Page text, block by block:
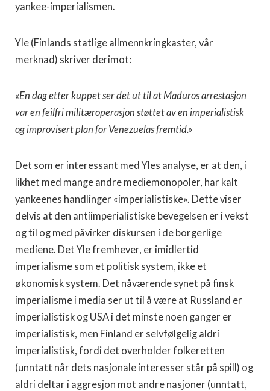
yankee-imperialismen.
Yle (Finlands statlige allmennkringkaster, vår
merknad) skriver derimot:
«En dag etter kuppet ser det ut til at Maduros arrestasjon
var en feilfri militæroperasjon støttet av en imperialistisk
og improvisert plan for Venezuelas fremtid.»
Det som er interessant med Yles analyse, er at den, i
likhet med mange andre mediemonopoler, har kalt
yankeenes handlinger «imperialistiske». Dette viser
delvis at den antiimperialistiske bevegelsen er i vekst
og til og med påvirker diskursen i de borgerlige
mediene. Det Yle fremhever, er imidlertid
imperialisme som et politisk system, ikke et
økonomisk system. Det nåværende synet på finsk
imperialisme i media ser ut til å være at Russland er
imperialistisk og USA i det minste noen ganger er
imperialistisk, men Finland er selvfølgelig aldri
imperialistisk, fordi det overholder folkeretten
(unntatt når dets nasjonale interesser står på spill) og
aldri deltar i aggresjon mot andre nasjoner (unntatt,